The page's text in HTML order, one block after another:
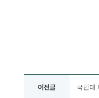
이전글 국민대